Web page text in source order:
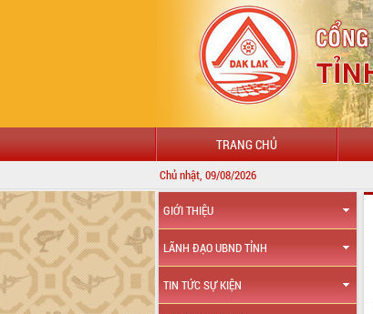
TRANG CHỦ
Chủ nhật, 09/08/2026
GIỚI THIỆU
LÃNH ĐẠO UBND TỈNH
TIN TỨC SỰ KIỆN